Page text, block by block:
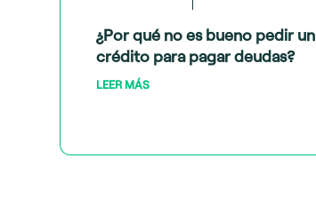
¿Por qué no es bueno pedir un
crédito para pagar deudas?
LEER MÁS